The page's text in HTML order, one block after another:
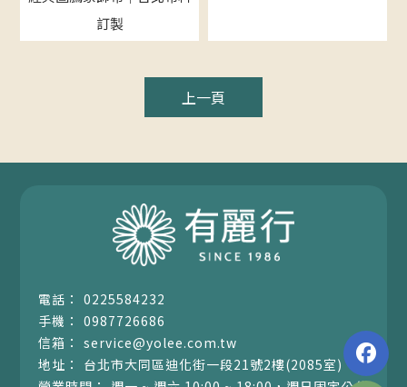
訂製
上一頁
0225584232
0987726686
service@yolee.com.tw
台北市大同區迪化街一段21號2樓(2085室)